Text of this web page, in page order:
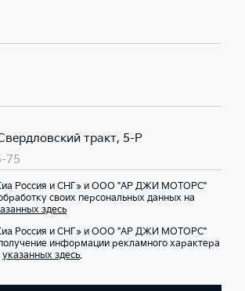
тракт, 5-Р
75
Россия и СНГ» и ООО "АР ДЖИ МОТОРС"
своих персональных данных на
здесь
Россия и СНГ» и ООО "АР ДЖИ МОТОРС"
информации рекламного характера
указанных здесь.